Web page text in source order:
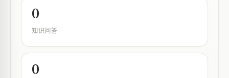
0
知识问答
0